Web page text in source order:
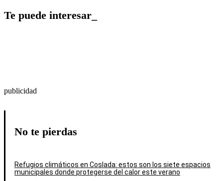
Te puede interesar_
publicidad
No te pierdas
Refugios climáticos en Coslada: estos son los siete espacios
municipales donde protegerse del calor este verano